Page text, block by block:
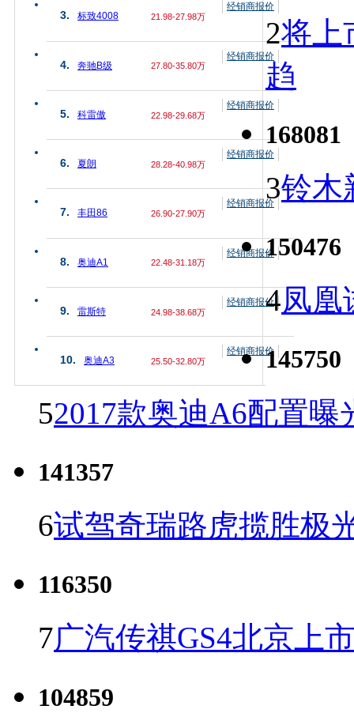
3. 标致4008 21.98-27.98万
经销商报价
4. 奔驰B级 27.80-35.80万
经销商报价
5. 科雷傲 22.98-29.68万
经销商报价
6. 夏朗 28.28-40.98万
经销商报价
7. 丰田86 26.90-27.90万
经销商报价
8. 奥迪A1 22.48-31.18万
经销商报价
9. 雷斯特 24.98-38.68万
经销商报价
10. 奥迪A3 25.50-32.80万
经销商报价
2将上
趋
168081
3铃木
150476
4凤凰
145750
52017款奥迪A6配置曝
141357
6试驾奇瑞路虎揽胜极
116350
7广汽传祺GS4北京上
104859